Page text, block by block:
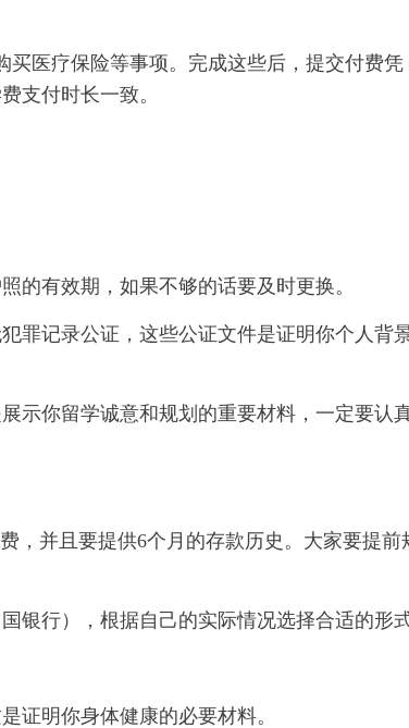
医疗保险等事项。完成这些后，提交付费凭
支付时长一致。
的有效期，如果不够的话要及时更换。
罪记录公证，这些公证文件是证明你个人背
示你留学诚意和规划的重要材料，一定要认
，并且要提供6个月的存款历史。大家要提前
银行），根据自己的实际情况选择合适的形
证明你身体健康的必要材料。